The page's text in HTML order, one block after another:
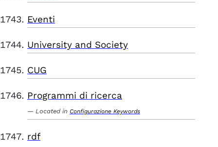
Eventi
University and Society
CUG
Programmi di ricerca
Located in Configurazione Keywords
rdf